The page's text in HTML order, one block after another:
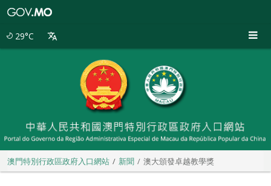
29°C
澳門特別行政區政府入口網站 新聞 澳大頒發卓越教學獎